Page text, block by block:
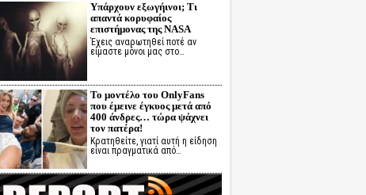
Υπάρχουν εξωγήινοι; Τι
απαντά κορυφαίος
επιστήμονας της NASA
Έχεις αναρωτηθεί ποτέ αν
είμαστε μόνοι μας στο…
Το μοντέλο του OnlyFans
που έμεινε έγκυος μετά από
400 άνδρες… τώρα ψάχνει
τον πατέρα!
Κρατηθείτε, γιατί αυτή η είδηση
είναι πραγματικά από…